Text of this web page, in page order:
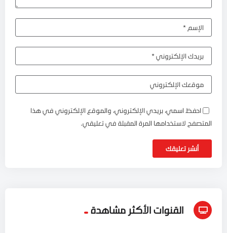
احفظ اسمي، بريدي الإلكتروني، والموقع الإلكتروني في هذا
المتصفح لاستخدامها المرة المقبلة في تعليقي.
القنوات الأكثر مشاهدة